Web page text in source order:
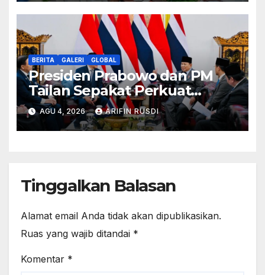
BERITA GALERI GLOBAL
Presiden Prabowo dan PM
Tailan Sepakat Perkuat
Kemitraan Strategis, Dorong
Stabilitas Kawasan ASEAN
AGU 4, 2026 ARIFIN RUSDI
Tinggalkan Balasan
Alamat email Anda tidak akan dipublikasikan.
Ruas yang wajib ditandai *
Komentar *